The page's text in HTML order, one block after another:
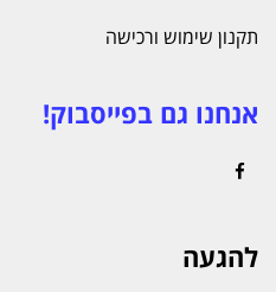
תקנון שימוש ורכישה
אנחנו גם בפייסבוק!
להגעה